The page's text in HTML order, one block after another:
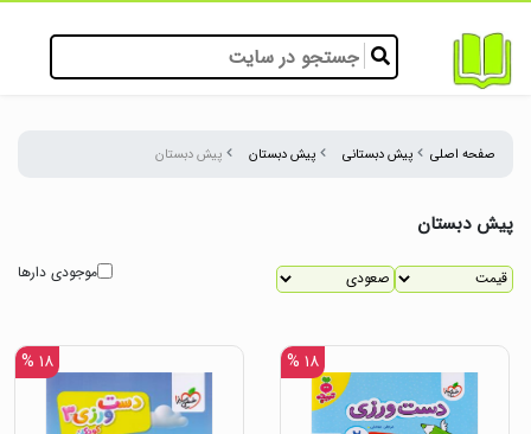
صفحه اصلی پیش دبستانی پیش دبستان پیش دبستان
پیش دبستان
موجودی دارها
۱۸ % ۱۸ %